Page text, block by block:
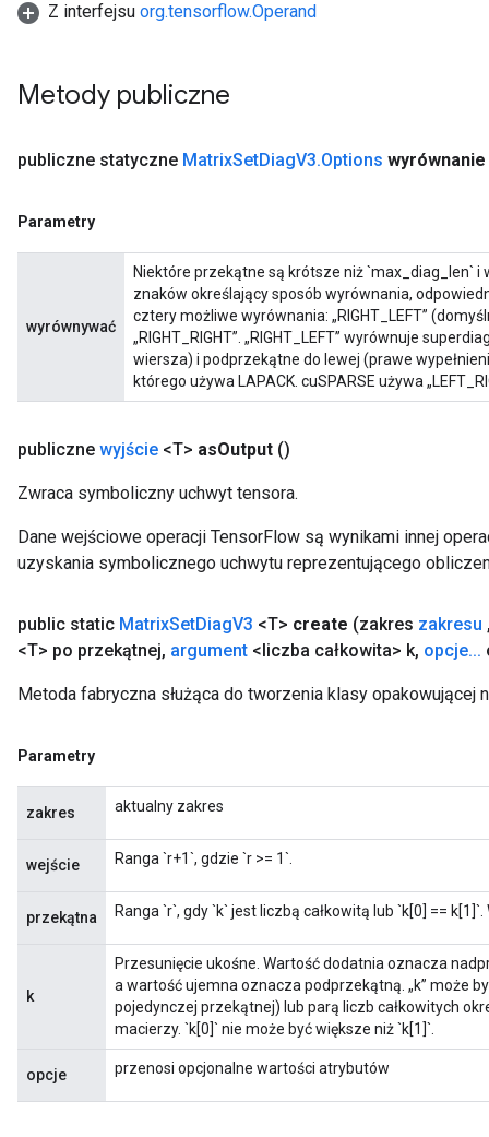
Z interfejsu org.tensorflow.Operand
Metody publiczne
publiczne statyczne MatrixSetDiagV3.Options wyrównanie
Parametry
wyrównywać
Niektóre przekątne są krótsze niż `max_diag_len` i
znaków określający sposób wyrównania,
cztery możliwe wyrównania: „RIGHT_LEFT”
„RIGHT_RIGHT”. „RIGHT_LEFT” wyrównuje
wiersza) i podprzekątne do lewej (prawe
którego używa LAPACK. cuSPARSE używa
publiczne wyjście <T> asOutput ()
Zwraca symboliczny uchwyt tensora.
Dane wejściowe operacji TensorFlow są wynikami innej
uzyskania symbolicznego uchwytu reprezentującego
public static MatrixSetDiagV3 <T> create (zakres zakresu
<T> po przekątnej, argument <liczba całkowita> k, opcje...
Metoda fabryczna służąca do tworzenia klasy opakowującej
Parametry
zakres aktualny zakres
wejście Ranga `r+1`, gdzie `r >= 1`.
przekątna Ranga `r`, gdy `k` jest liczbą całkowitą lub `k[0] ==
k
Przesunięcie ukośne. Wartość dodatnia oznacza
a wartość ujemna oznacza podprzekątną. „k” może
pojedynczej przekątnej) lub parą liczb całkowitych
macierzy. `k[0]` nie może być większe niż `k[1]`.
opcje przenosi opcjonalne wartości atrybutów